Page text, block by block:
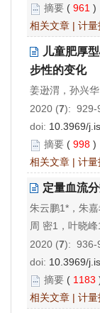
摘要 ( 961 )
相关文章 | 计量
儿童肥厚
步性的变化
姜逊渭，孙兴
2020 (7): 929-
doi: 10.3969/
摘要 ( 998 )
相关文章 | 计量
定量血流
朱云鹏1*，朱
周 密1，叶晓
2020 (7): 936-
doi: 10.3969/
摘要 ( 1183
相关文章 | 计量